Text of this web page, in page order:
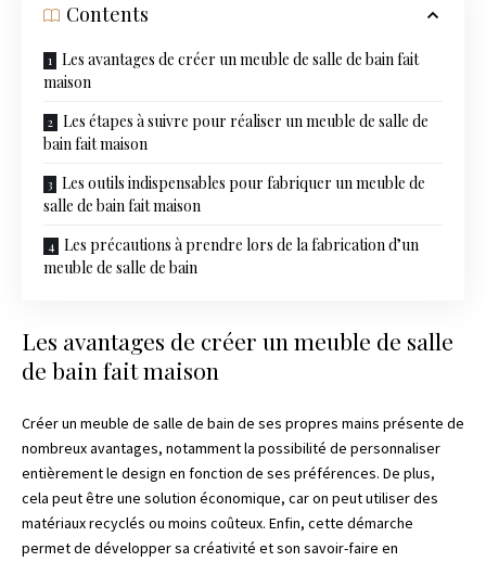
Contents
Les avantages de créer un meuble de salle de bain fait
maison
Les étapes à suivre pour réaliser un meuble de salle de
bain fait maison
Les outils indispensables pour fabriquer un meuble de
salle de bain fait maison
Les précautions à prendre lors de la fabrication d’un
meuble de salle de bain
Les avantages de créer un meuble de salle
de bain fait maison
Créer un meuble de salle de bain de ses propres mains présente de
nombreux avantages, notamment la possibilité de personnaliser
entièrement le design en fonction de ses préférences. De plus,
cela peut être une solution économique, car on peut utiliser des
matériaux recyclés ou moins coûteux. Enfin, cette démarche
permet de développer sa créativité et son savoir-faire en